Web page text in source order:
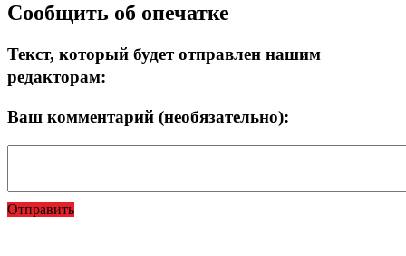
Сообщить об опечатке
Текст, который будет отправлен нашим
редакторам:
Ваш комментарий (необязательно):
Отправить